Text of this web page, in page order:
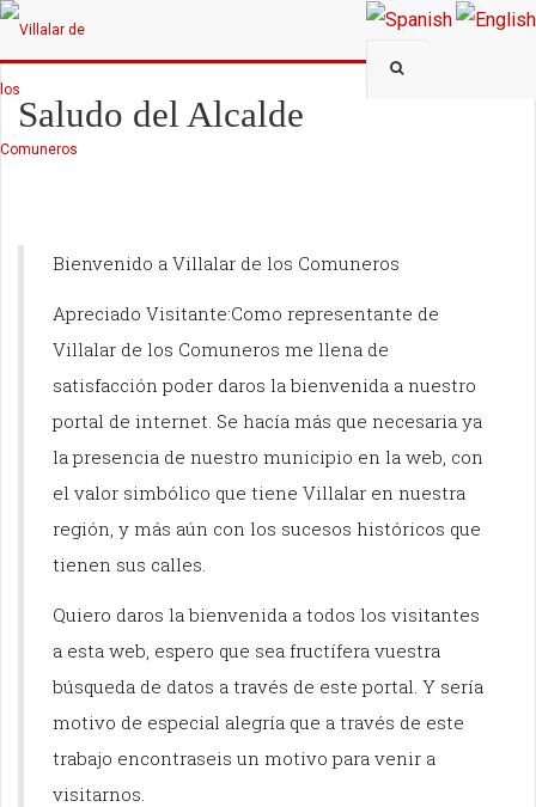
Saludo del Alcalde
Bienvenido a Villalar de los Comuneros
Apreciado Visitante:Como representante de
Villalar de los Comuneros me llena de
satisfacción poder daros la bienvenida a nuestro
portal de internet. Se hacía más que necesaria ya
la presencia de nuestro municipio en la web, con
el valor simbólico que tiene Villalar en nuestra
región, y más aún con los sucesos históricos que
tienen sus calles.
Quiero daros la bienvenida a todos los visitantes
a esta web, espero que sea fructífera vuestra
búsqueda de datos a través de este portal. Y sería
motivo de especial alegría que a través de este
trabajo encontraseis un motivo para venir a
visitarnos.